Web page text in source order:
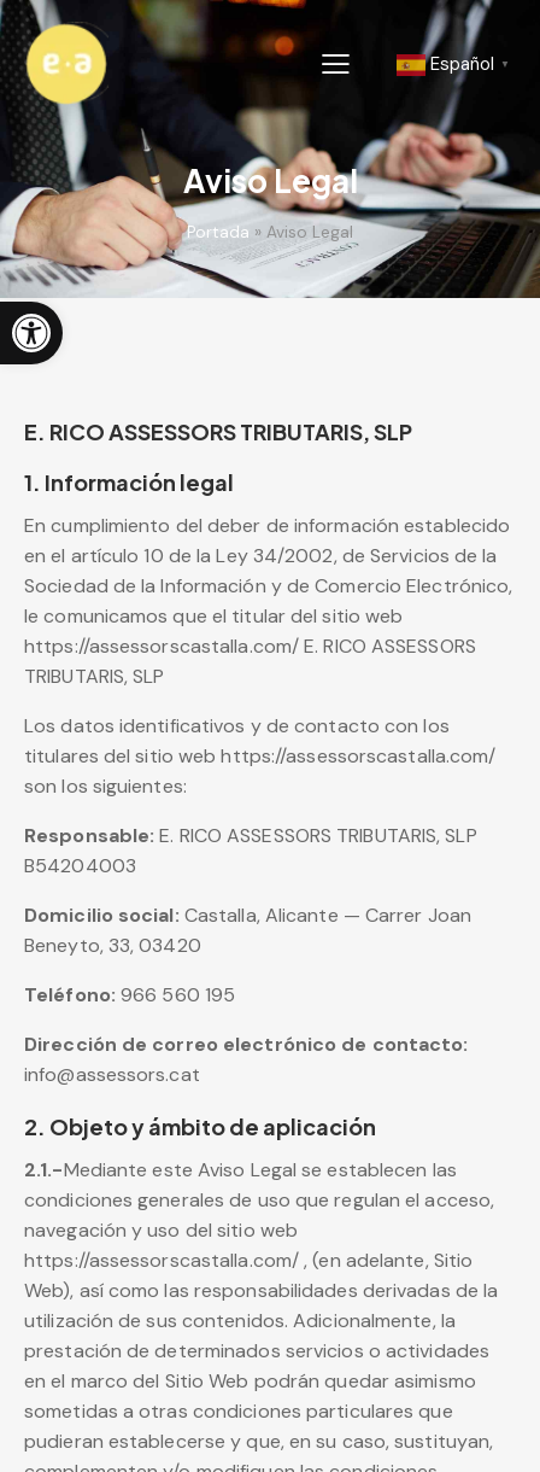
Abrir barra de herramientas
Español ▼
Aviso Legal
Portada » Aviso Legal
E. RICO ASSESSORS TRIBUTARIS, SLP
1. Información legal
En cumplimiento del deber de información establecido
en el artículo 10 de la Ley 34/2002, de Servicios de la
Sociedad de la Información y de Comercio Electrónico,
le comunicamos que el titular del sitio web
https://assessorscastalla.com/ E. RICO ASSESSORS
TRIBUTARIS, SLP
Los datos identificativos y de contacto con los
titulares del sitio web https://assessorscastalla.com/
son los siguientes:
Responsable: E. RICO ASSESSORS TRIBUTARIS, SLP
B54204003
Domicilio social: Castalla, Alicante — Carrer Joan
Beneyto, 33, 03420
Teléfono: 966 560 195
Dirección de correo electrónico de contacto:
info@assessors.cat
2. Objeto y ámbito de aplicación
2.1.-Mediante este Aviso Legal se establecen las
condiciones generales de uso que regulan el acceso,
navegación y uso del sitio web
https://assessorscastalla.com/ , (en adelante, Sitio
Web), así como las responsabilidades derivadas de la
utilización de sus contenidos. Adicionalmente, la
prestación de determinados servicios o actividades
en el marco del Sitio Web podrán quedar asimismo
sometidas a otras condiciones particulares que
pudieran establecerse y que, en su caso, sustituyan,